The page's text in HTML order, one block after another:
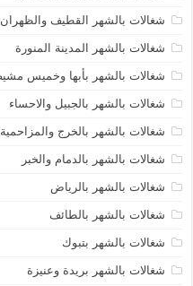
شغالات بالشهر القطيف والظهران
شغالات بالشهر المدينة المنورة
شغالات بالشهر بأبها وخميس
شغالات بالشهر بالجبيل والاحساء
شغالات بالشهر بالخرج والمزاحمية
شغالات بالشهر بالدمام والخبر
شغالات بالشهر بالرياض
شغالات بالشهر بالطائف
شغالات بالشهر بتبوك
شغالات بالشهر بريدة وعنيزة